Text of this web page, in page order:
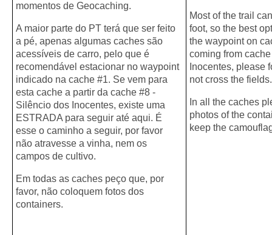
momentos de Geocaching.
A maior parte do PT terá que ser feito
a pé, apenas algumas caches são
acessíveis de carro, pelo que é
recomendável estacionar no waypoint
indicado na cache #1. Se vem para
esta cache a partir da cache #8 -
Silêncio dos Inocentes, existe uma
ESTRADA para seguir até aqui. É
esse o caminho a seguir, por favor
não atravesse a vinha, nem os
campos de cultivo.
Em todas as caches peço que, por
favor, não coloquem fotos dos
containers.
Most of the trail
foot, so the best
the waypoint on
coming from
Inocentes, please
not cross the fields.
In all the caches
photos of the
keep the